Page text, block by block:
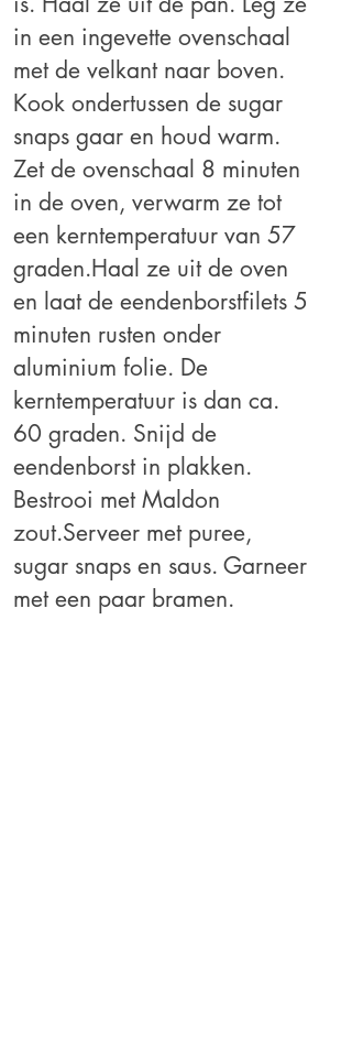
in een ingevette ovenschaal
met de velkant naar boven.
Kook ondertussen de sugar
snaps gaar en houd warm.
Zet de ovenschaal 8 minuten
in de oven, verwarm ze tot
een kerntemperatuur van 57
graden.Haal ze uit de oven
en laat de eendenborstfilets 5
minuten rusten onder
aluminium folie. De
kerntemperatuur is dan ca.
60 graden. Snijd de
eendenborst in plakken.
Bestrooi met Maldon
zout.Serveer met puree,
sugar snaps en saus. Garneer
met een paar bramen.